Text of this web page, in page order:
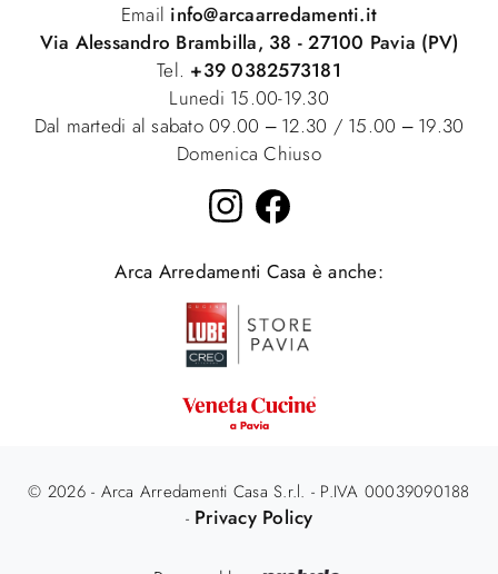
Email info@arcaarredamenti.it
Via Alessandro Brambilla, 38 - 27100 Pavia (PV)
Tel. +39 0382573181
Lunedi 15.00-19.30
Dal martedi al sabato 09.00 – 12.30 / 15.00 – 19.30
Domenica Chiuso
Arca Arredamenti Casa è anche:
© 2026 - Arca Arredamenti Casa S.r.l. - P.IVA 00039090188
- Privacy Policy